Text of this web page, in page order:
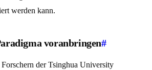
werden kann.
voranbringen#
der Tsinghua University